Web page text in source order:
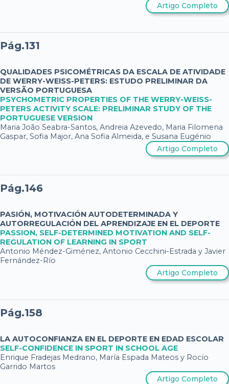
Artigo Completo
Pág.131
QUALIDADES PSICOMÉTRICAS DA ESCALA DE ATIVIDADE
DE WERRY-WEISS-PETERS: ESTUDO PRELIMINAR DA
VERSÃO PORTUGUESA
PSYCHOMETRIC PROPERTIES OF THE WERRY-WEISS-
PETERS ACTIVITY SCALE: PRELIMINAR STUDY OF THE
PORTUGUESE VERSION
Maria João Seabra-Santos, Andreia Azevedo, Maria Filomena
Gaspar, Sofia Major, Ana Sofia Almeida, e Susana Eugénio
Artigo Completo
Pág.146
PASIÓN, MOTIVACIÓN AUTODETERMINADA Y
AUTORREGULACIÓN DEL APRENDIZAJE EN EL DEPORTE
PASSION, SELF-DETERMINED MOTIVATION AND SELF-
REGULATION OF LEARNING IN SPORT
Antonio Méndez-Giménez, Antonio Cecchini-Estrada y Javier
Fernández-Río
Artigo Completo
Pág.158
LA AUTOCONFIANZA EN EL DEPORTE EN EDAD ESCOLAR
SELF-CONFIDENCE IN SPORT IN SCHOOL AGE
Enrique Fradejas Medrano, María Espada Mateos y Rocío
Garrido Martos
Artigo Completo